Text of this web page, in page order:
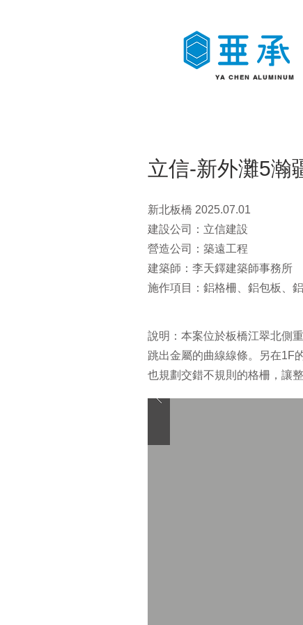
YA CHEN ALUMINUM
立信-新外灘5瀚
新北板橋 2025.07.01
建設公司：立信建設
營造公司：築遠工程
建築師：李天鐸建築師事務所
施作項目：鋁格柵、鋁包板、
說明：本案位於板橋江翠北側
跳出金屬的曲線線條。另在1F
也規劃交錯不規則的格柵，讓